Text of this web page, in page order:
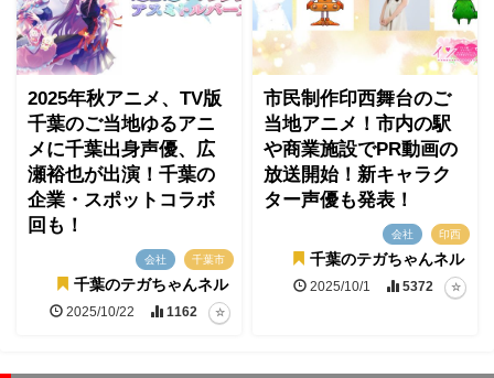
2025年秋アニメ、TV版
千葉のご当地ゆるアニ
メに千葉出身声優、広
瀬裕也が出演！千葉の
企業・スポットコラボ
回も！
会社 千葉市
千葉のテガちゃんネル
2025/10/22 1162
市民制作印西舞台のご
当地アニメ！市内の駅
や商業施設でPR動画の
放送開始！新キャラク
ター声優も発表！
会社 印西
千葉のテガちゃんネル
2025/10/1 5372